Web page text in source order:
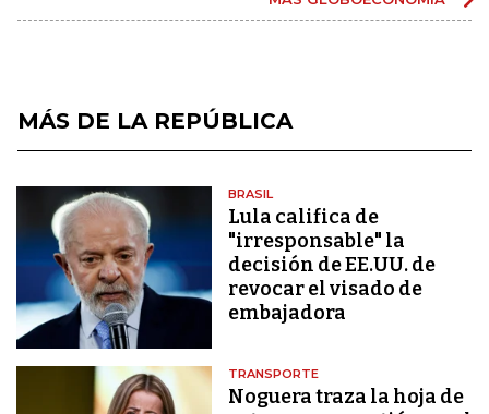
MÁS DE LA REPÚBLICA
BRASIL
Lula califica de
"irresponsable" la
decisión de EE.UU. de
revocar el visado de
embajadora
TRANSPORTE
Noguera traza la hoja de